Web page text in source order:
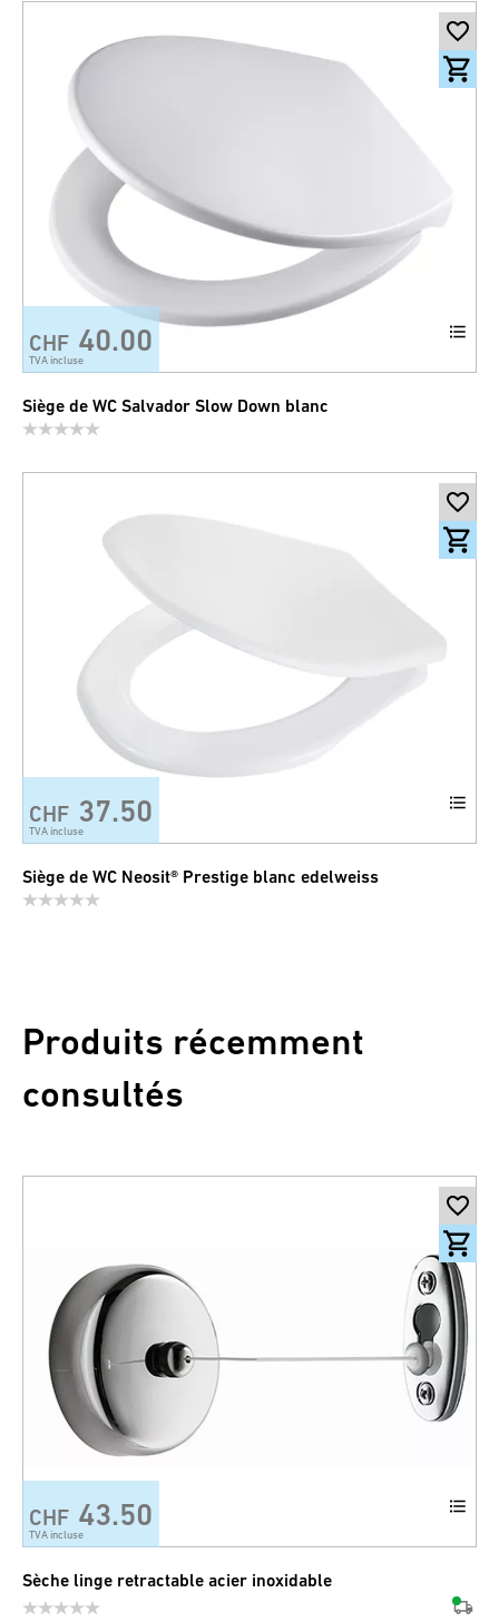
CHF 40.00
TVA incluse
Siège de WC Salvador Slow Down blanc
CHF 37.50
TVA incluse
Siège de WC Neosit® Prestige blanc edelweiss
Produits récemment
consultés
CHF 43.50
TVA incluse
Sèche linge retractable acier inoxidable